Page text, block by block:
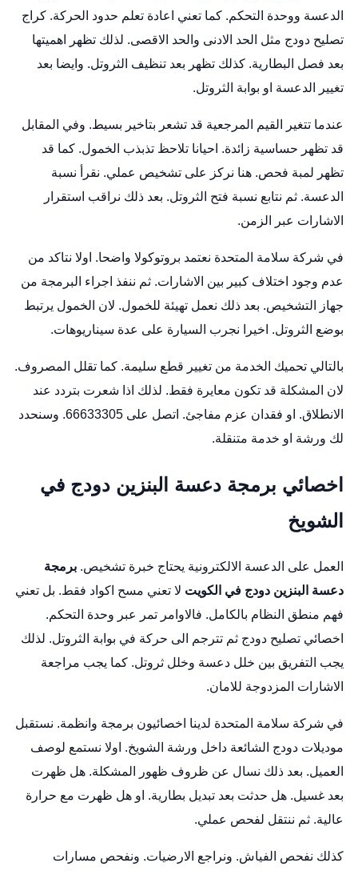
الدعسة ووحدة التحكم. كما تعني اعادة تعلم حدود الحركة. كراج
تصليح دودج مثل الحد الادنى والحد الاقصى. لذلك تظهر اهميتها
بعد فصل البطارية. كذلك تظهر بعد تنظيف الثروتل. وايضا بعد
تغيير الدعسة او بوابة الثروتل.
عندما تتغير القيم المرجعية قد تشعر بتاخير بسيط. وفي المقابل
قد تظهر حساسية زائدة. احيانا تلاحظ تذبذب الخمول. كما قد
تظهر لمبة فحص. هنا نركز على تشخيص عملي. نقرأ نسبة
الدعسة. ثم نتابع نسبة فتح الثروتل. بعد ذلك نراقب استقرار
الاشارات عبر الزمن.
في شركة سلامة المتحدة نعتمد بروتوكولا واضحا. اولا نتاكد من
عدم وجود اختلاف كبير بين الاشارات. ثم ننفذ اجراء البرمجة من
جهاز التشخيص. بعد ذلك نعمل تهيئة للخمول. لان الخمول يرتبط
بوضع الثروتل. اخيرا نجرب السيارة على عدة سيناريوهات.
بالتالي تحميك الخدمة من تغيير قطع سليمة. كما تقلل المصروف.
لان المشكلة قد تكون معايرة فقط. لذلك اذا شعرت بتردد عند
الانطلاق. او فقدان عزم مفاجئ. اتصل على 66633305. وسنحدد
لك ورشة او خدمة متنقلة.
اخصائي برمجة دعسة البنزين دودج في
الشويخ
العمل على الدعسة الالكترونية يحتاج خبرة تشخيص. برمجة
دعسة البنزين دودج في الكويت لا تعني مسح اكواد فقط. بل تعني
فهم منطق النظام بالكامل. فالاوامر تمر عبر وحدة التحكم.
اخصائي تصليح دودج ثم تترجم الى حركة في بوابة الثروتل. لذلك
يجب التفريق بين خلل دعسة وخلل ثروتل. كما يجب مراجعة
الاشارات المزدوجة للامان.
في شركة سلامة المتحدة لدينا اخصائيون برمجة وانظمة. نستقبل
موديلات دودج الشائعة داخل ورشة الشويخ. اولا نستمع لوصف
العميل. بعد ذلك نسال عن ظروف ظهور المشكلة. هل ظهرت
بعد غسيل. هل حدثت بعد تبديل بطارية. او هل ظهرت مع حرارة
عالية. ثم ننتقل لفحص عملي.
كذلك نفحص الفياش. ونراجع الارضيات. ونفحص مسارات